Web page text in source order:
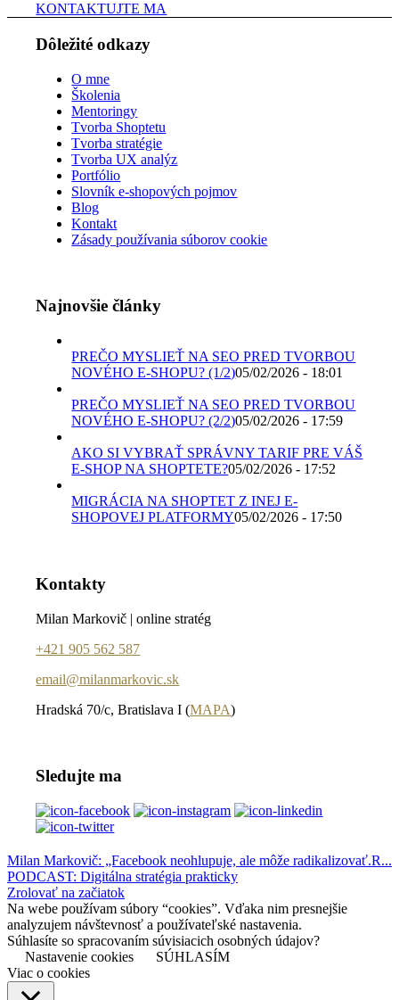
KONTAKTUJTE MA
Dôležité odkazy
O mne
Školenia
Mentoringy
Tvorba Shoptetu
Tvorba stratégie
Tvorba UX analýz
Portfólio
Slovník e-shopových pojmov
Blog
Kontakt
Zásady používania súborov cookie
Najnovšie články
PREČO MYSLIEŤ NA SEO PRED TVORBOU
NOVÉHO E-SHOPU? (1/2)05/02/2026 - 18:01
PREČO MYSLIEŤ NA SEO PRED TVORBOU
NOVÉHO E-SHOPU? (2/2)05/02/2026 - 17:59
AKO SI VYBRAŤ SPRÁVNY TARIF PRE VÁŠ
E-SHOP NA SHOPTETE?05/02/2026 - 17:52
MIGRÁCIA NA SHOPTET Z INEJ E-
SHOPOVEJ PLATFORMY05/02/2026 - 17:50
Kontakty
Milan Markovič | online stratég
+421 905 562 587
email@milanmarkovic.sk
Hradská 70/c, Bratislava I (MAPA)
Sledujte ma
Milan Markovič: „Facebook neohlupuje, ale môže radikalizovať.R...
PODCAST: Digitálna stratégia prakticky
Zrolovať na začiatok
Na webe používam súbory “cookies”. Vďaka nim presnejšie
analyzujem návštevnosť a používateľské nastavenia.
Súhlasíte so spracovaním súvisiacich osobných údajov?
Nastavenie cookies
SÚHLASÍM
Viac o cookies